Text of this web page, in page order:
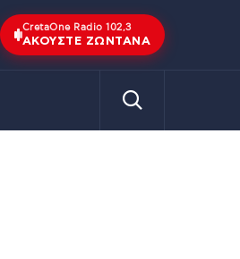
CretaOne Radio 102,3
ΑΚΟΎΣΤΕ ΖΩΝΤΑΝΆ